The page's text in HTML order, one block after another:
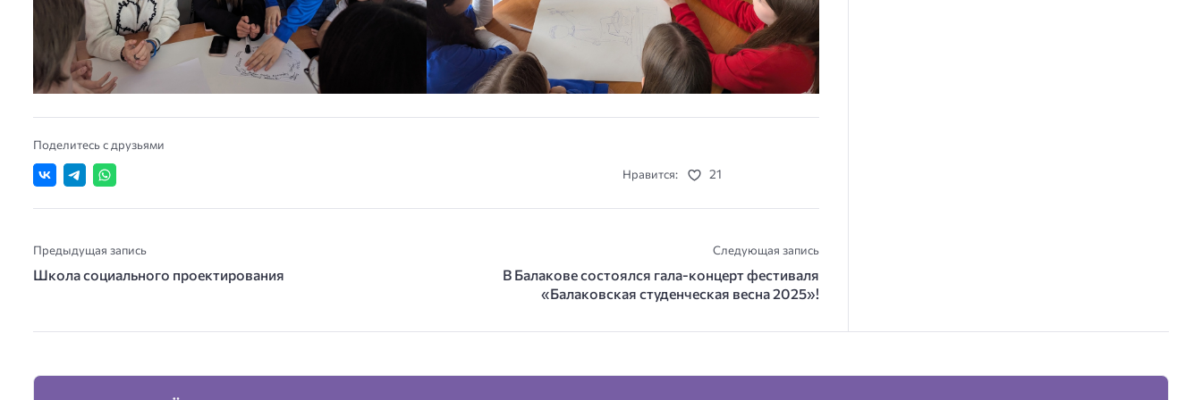
Поделитесь с друзьями
Нравится: 21
Предыдущая запись
Школа социального проектирования
Следующая запись
В Балакове состоялся гала-концерт фестиваля
«Балаковская студенческая весна 2025»!